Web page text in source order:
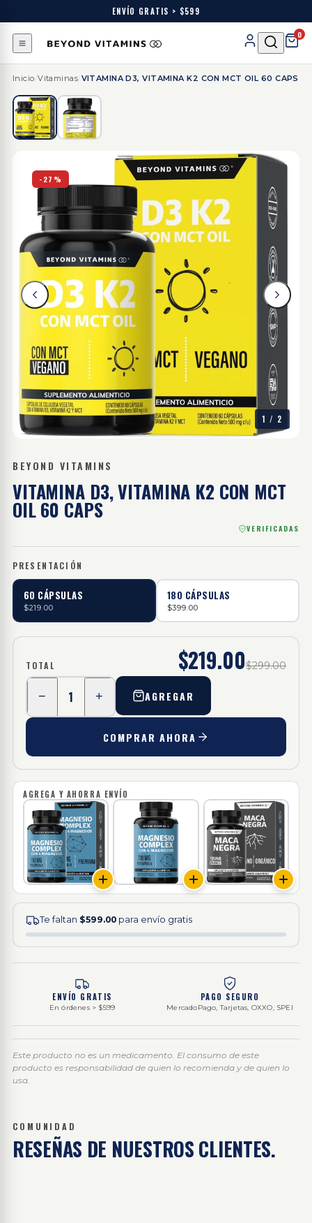
ENVÍO GRATIS > $599
0
Inicio /Vitaminas VITAMINA D3, VITAMINA K2 CON MCT OIL 60 CAPS
-27%
1 / 2
BEYOND VITAMINS
VITAMINA D3, VITAMINA K2 CON MCT
OIL 60 CAPS
VERIFICADAS
PRESENTACIÓN
60 CÁPSULAS
$219.00
180 CÁPSULAS
$399.00
TOTAL $219.00$299.00
− 1 + AGREGAR
COMPRAR AHORA
AGREGA Y AHORRA ENVÍO
Te faltan $599.00 para envío gratis
ENVÍO GRATIS
En órdenes > $599
PAGO SEGURO
MercadoPago, Tarjetas, OXXO, SPEI
Este producto no es un medicamento. El consumo de este
producto es responsabilidad de quien lo recomienda y de quien lo
usa.
COMUNIDAD
RESEÑAS DE NUESTROS CLIENTES.